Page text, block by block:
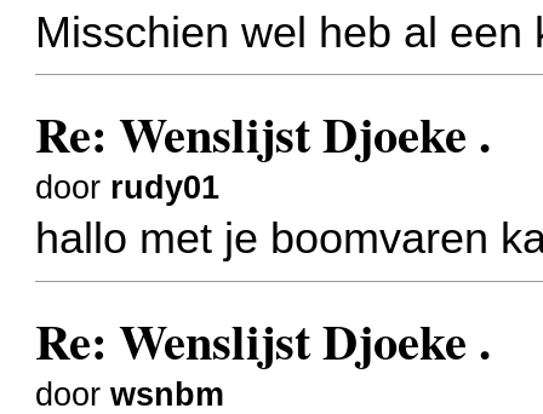
Misschien wel heb al een
Re: Wenslijst Djoeke .
door rudy01
hallo met je boomvaren
Re: Wenslijst Djoeke .
doorwsnbm